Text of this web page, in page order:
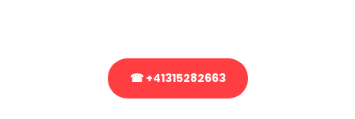
☎ +41315282663